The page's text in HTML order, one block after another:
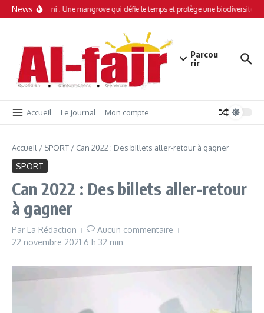
Aller au contenu
News
Simamboini : Une mangrove qui défie le temps et protège une biodiversité
Parcou
rir
Accueil Le journal Mon compte
Accueil / SPORT / Can 2022 : Des billets aller-retour à gagner
SPORT
Can 2022 : Des billets aller-retour
à gagner
Par La Rédaction
Aucun commentaire
22 novembre 2021 6 h 32 min